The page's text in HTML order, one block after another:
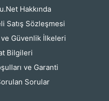
Hakkında
Satış Sözleşmesi
Güvenlik İlkeleri
Bilgileri
ve Garanti
Sorular